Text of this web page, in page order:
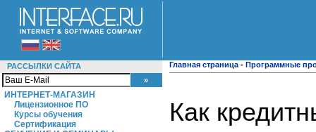
РАССЫЛКИ САЙТА
ИНТЕРНЕТ-МАГАЗИН
Лицензионное ПО
Курсы обучения
Сертификация
Главная страница - Программные
Как